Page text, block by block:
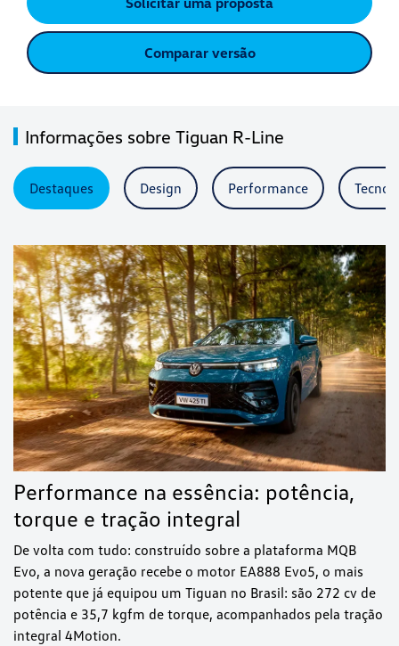
Comparar versão
Informações sobre Tiguan R-Line
Destaques Design Performance
Performance na essência: potência,
torque e tração integral
De volta com tudo: construído sobre a plataforma MQB
Evo, a nova geração recebe o motor EA888 Evo5, o mais
potente que já equipou um Tiguan no Brasil: são 272 cv de
potência e 35,7 kgfm de torque, acompanhados pela tração
integral 4Motion.